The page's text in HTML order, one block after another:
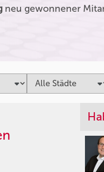
neu gewonnener